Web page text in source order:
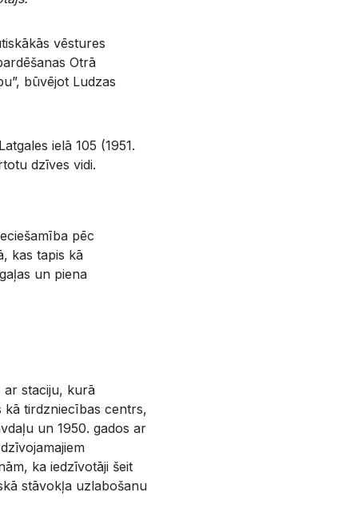
vēstures
Otrā
būvējot Ludzas
ielā 105 (1951.
dzīves vidi.
pēc
kas tapis kā
un piena
ar staciju, kurā
kā tirdzniecības centrs,
un 1950. gados ar
ka iedzīvotāji šeit
stāvokļa uzlabošanu